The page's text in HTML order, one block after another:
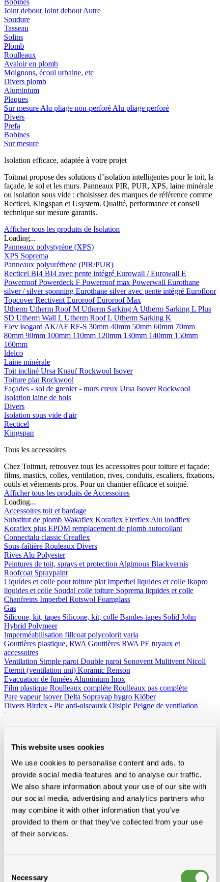
This website uses cookies
We use cookies to personalise content and ads, to
provide social media features and to analyse our traffic.
We also share information about your use of our site with
our social media, advertising and analytics partners who
may combine it with other information that you’ve
provided to them or that they’ve collected from your use
of their services.
Selection
Necessary
Bobines
Joint debout Joint debout Autre
Soudure
Tasseau
Solins
Plomb
Roulleaux
Avaloir en plomb
Moignons, écoul urbaine, etc
Divers plomb
Aluminium
Plaques
Sur mesure Alu pliage non-perforé Alu pliage perforé
Divers
Prefa
Bobines
Sur mesure
Isolation efficace, adaptée à votre projet
Toitmat propose des solutions d’isolation intelligentes pour le toit, la
façade, le sol et les murs. Panneaux PIR, PUR, XPS, laine minérale
ou isolation sous vide : choisissez des marques de référence comme
Recticel, Kingspan et Usystem. Qualité, performance et conseil
technique sur mesure garantis.
Afficher tous les produits de Isolation
Loading...
Panneaux polystyrène (XPS)
XPS Soprema
Panneaux polyuréthene (PIR/PUR)
Recticel BI4 BI4 avec pente intégré Eurowall / Eurowall E
PowerroofPowerdeck F Powerroof max Powerwall Eurothane
silver / silver sponning Eurothane silver avec pente intégré Eurofloor
TopcoverRectivent EuroroofEuroroof Max
Utherm Utherm Roof M Utherm Sarking A Utherm Sarking L Plus
SD Utherm Wall L Utherm Roof L Utherm Sarking K
Elev isogard AK/AF RF-S 30mm 40mm 50mm 60mm 70mm
80mm 90mm 100mm 110mm 120mm 130mm 140mm 150mm
160mm
Idelco
Laine minérale
Toit incliné Ursa KnaufRockwool Isover
Toiture plat Rockwool
Façades - sol de grenier - murs creux Ursa IsoverRockwool
Isolation laine de bois
Divers
Isolation sous vide d'air
Recticel
Kingspan
Tous les accessoires
Chez Toitmat, retrouvez tous les accessoires pour toiture et façade:
films, mastics, colles, ventilation, rives, conduits, escaliers, fixations,
outils et vêtements pros. Pour un chantier efficace et soigné.
Afficher tous les produits de Accessoires
Loading...
Accessoires toit et bardage
Substitut de plomb Wakaflex Koraflex Eterflex Alu loodflex
Koraflex plus EPDM remplacement de plomb autocollant
Connectalu classic Creaflex
Sous-faîtière Rouleaux Divers
Rives Alu Polyester
Peintures de toit, sprays et protection Algimous Blackvernis
Roofcoat Spraypaint
Liquides et colle pout toiture plat Imperbel liquides et colle Ikopro
liquides et colle Soudal colle toiture Soprema liquides et colle
Chanfreins Imperbel Rotswol Foamglass
Gas
Silicone, kit, tapes Silicone, kit, colle Bandes-tapes Solid John
Hybrid Polymeer
Imperméabilisation fillcoat polycolorit varia
Gouttières plastique, RWA Gouttières RWA PE tuyaux et
accessoires
Ventilation Simple paroi Double paroi Sonovent Multivent Nicoll
Eternit (ventilation uni) Koramic Renson
Evacuation de fumées Aluminium Inox
Film plastique Roulleaux complète Roulleaux pas complète
Pare vapeurIsoverDelta Sopravap hygro Klöber
Divers Birdex - Pic anti-oiseauxk Oisipic Peigne de ventilation
Eterno Bacs et Avaloir PVC
Profil de rénovation
Escaliers de grenier
Fixation
Clous FerCuivreInox GalvaniséeClous paslode
CrochetsInoxCuivre
Crochets à piquer InoxCuivre
Crochets à agraferInox
Cuivre
VisVis et vis spenglerVis montage rapideVis autoradeuse Vis
autofordeurTirefonds et accessoiresCapuchonFixation méchanique
Tige alu, écrou, rondelleInox vis torx RectifixBorgh et variante
SpaxFischer et variante
DiversFil en cuivreCrochets et accessoires
OutillageBeltracyBorghBoschButterstoneDistripaintsFribel
Praxis